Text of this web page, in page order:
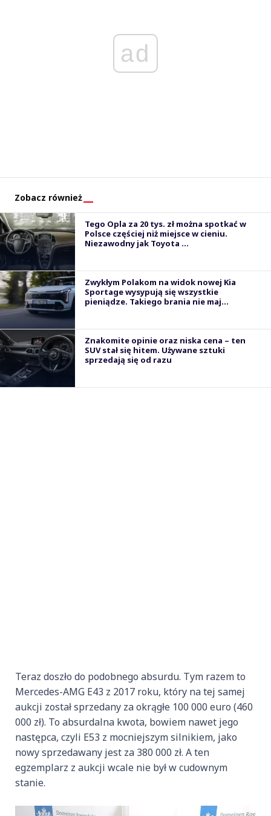
ad
Zobacz również
Tego Opla za 20 tys. zł można spotkać w
Polsce częściej niż miejsce w cieniu.
Niezawodny jak Toyota ...
Zwykłym Polakom na widok nowej Kia
Sportage wysypują się wszystkie
pieniądze. Takiego brania nie maj...
Znakomite opinie oraz niska cena – ten
SUV stał się hitem. Używane sztuki
sprzedają się od razu
Teraz doszło do podobnego absurdu. Tym razem to
Mercedes-AMG E43 z 2017 roku, który na tej samej
aukcji został sprzedany za okrągłe 100 000 euro (460
000 zł). To absurdalna kwota, bowiem nawet jego
następca, czyli E53 z mocniejszym silnikiem, jako
nowy sprzedawany jest za 380 000 zł. A ten
egzemplarz z aukcji wcale nie był w cudownym
stanie.